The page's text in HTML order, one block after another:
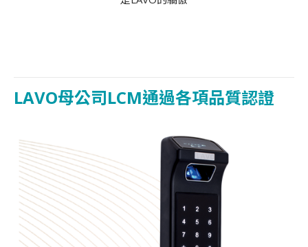
LAVO母公司LCM通過各項品質認證